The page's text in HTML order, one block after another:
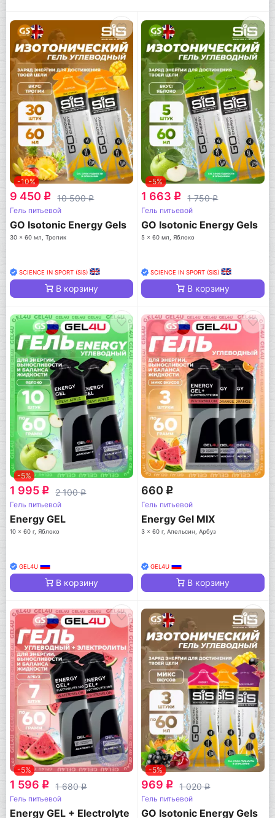
-10%
9 450 q 10 500q
Гель питьевой
GO Isotonic Energy Gels
30 x 60 мл, Тропик
SCIENCE IN SPORT (SiS)
В корзину
-5%
1 663 q 1 750q
Гель питьевой
GO Isotonic Energy Gels
5 x 60 мл, Яблоко
SCIENCE IN SPORT (SiS)
В корзину
-5%
1 995 q 2 100q
Гель питьевой
Energy GEL
10 x 60 г, Яблоко
GEL4U
В корзину
660 q
Гель питьевой
Energy Gel MIX
3 x 60 г, Апельсин, Арбуз
GEL4U
В корзину
-5%
1 596 q 1 680q
Гель питьевой
Energy GEL + Electrolyte
-5%
969 q 1 020q
Гель питьевой
GO Isotonic Energy Gels